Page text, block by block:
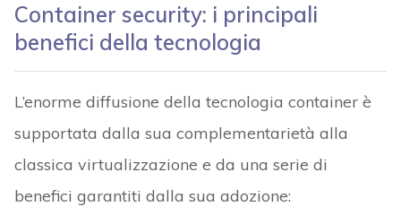
Container security: i principali
benefici della tecnologia
L’enorme diffusione della tecnologia container è
supportata dalla sua complementarietà alla
classica virtualizzazione e da una serie di
benefici garantiti dalla sua adozione: